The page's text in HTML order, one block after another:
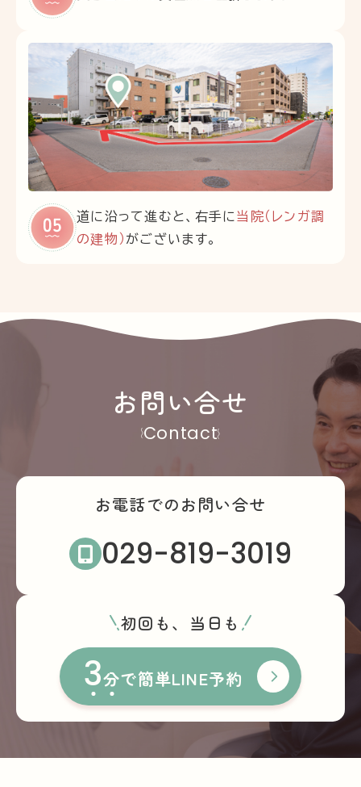
道に沿って進むと、右手に 当院（レンガ調
の建物） がございます。
お問い合せ
Contact
お電話でのお問い合せ
029-819-3019
初回も、当日も
3分で簡単LINE予約